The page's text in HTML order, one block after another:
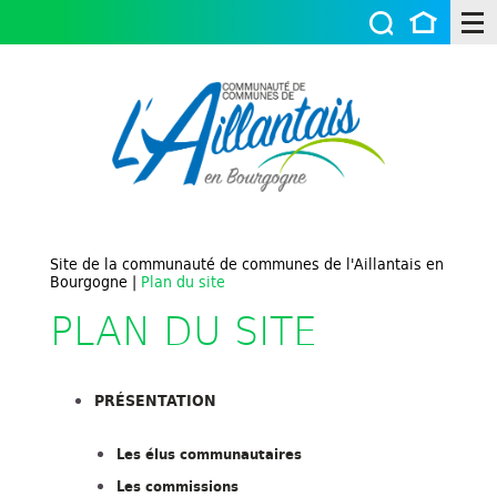
Site de la communauté de communes de l'Aillantais en
Bourgogne | Plan du site
PLAN DU SITE
PRÉSENTATION
Les élus communautaires
Les commissions